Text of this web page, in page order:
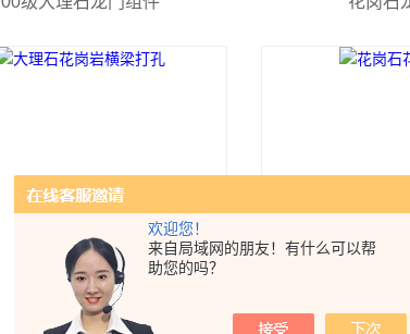
欢迎您！
来自局域网的朋友！有什么可以帮
助您的吗？